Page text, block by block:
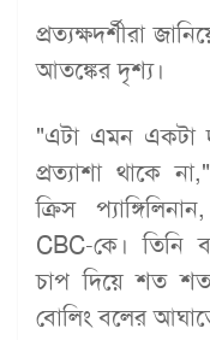
প্রত্যক্ষদর্শীরা
আতঙ্কের দৃশ্য।
"এটা এমন একটা
প্রত্যাশা থাকে
ক্রিস
CBC-কে। তিনি
চাপ দিয়ে শত
বোলিং বলের